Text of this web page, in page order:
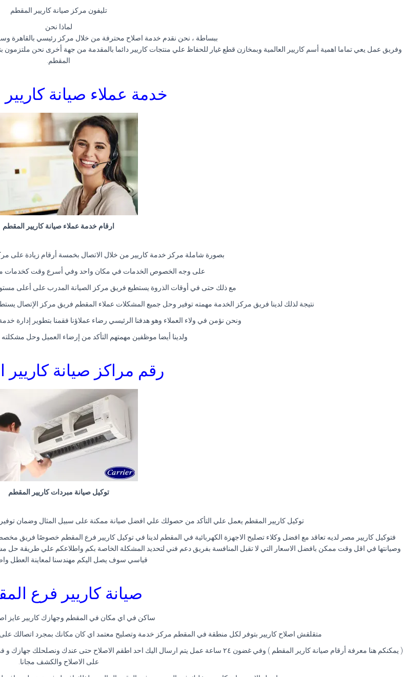
تليفون مركز صيانة كاريير المقطم
لماذا نحن
ببساطة ، نحن نقدم خدمة اصلاح محترفة من خلال مركز رئيسي بالقاهرة
وفريق عمل يعي تماما اهمية أسم كاريير العالمية وبمخازن قطع غيار للحفاظ علي منتجات كاريير دائما بالمقدمة من جهة أخرى نحن
المقطم.
خدمة عملاء صيانة
ارقام خدمة عملاء صيانة كاريير المقطم
بصورة شاملة مركز خدمة كاريير من خلال الاتصال بخمسة أرقام زيادة على
على وجه الخصوص الخدمات في مكان واحد وفي أسرع وقت كخدمات
مع ذلك حتى في أوقات الذروة يستطيع فريق مركز الصيانة المدرب على أعلى مستوى
نتيجة لذلك لدينا فريق مركز الخدمة مهمته توفير وحل جميع المشكلات عملاء المقطم فريق مركز الإتصال
ونحن نؤمن في ولاء العملاء وهو هدفنا الرئيسي رضاء عملاؤنا فقمنا بتطوير إدارة
ولدينا أيضا موظفين مهمتهم التأكد من إرضاء العميل وحل
رقم مراكز صيانة كاريير
توكيل صيانة مبردات كاريير المقطم
توكيل كاريير المقطم يعمل علي التأكد من حصولك علي افضل صيانة ممكنة على سبيل المثال وضمان
وصيانتها في اقل وقت ممكن بافضل الاسعار التي لا تقبل المنافسة بفريق دعم فني لتحديد المشكلة الخاصة بكم واطلاعكم علي طريقة حل
قياسي سوف يصل اليكم مهندسنا لمعاينة العطل
صيانة كاريير فرع
ساكن في اي مكان في المقطم وجهازك كاريير عايز
متقلقش اصلاح كاريير بتوفر لكل منطقة في المقطم مركز خدمة وتصليح معتمد اي كان مكانك بمجرد اتصالك
( يمكنكم هنا معرفة أرقام صيانة كارير المقطم ) وفي غضون ٢٤ ساعة عمل يتم ارسال اليك احد اطقم
على الاصلاح والكشف مجانا.